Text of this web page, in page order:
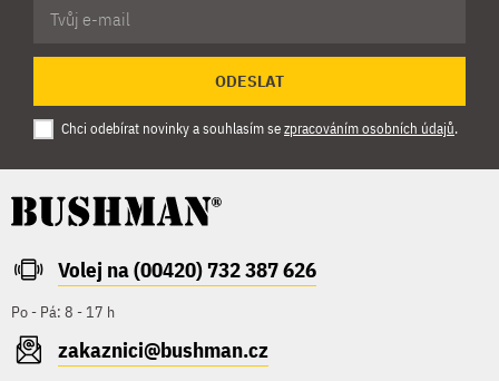
ODESLAT
Chci odebírat novinky a souhlasím sezpracováním osobních údajů.
Volej na (00420) 732 387 626
Po - Pá: 8 - 17 h
zakaznici@bushman.cz